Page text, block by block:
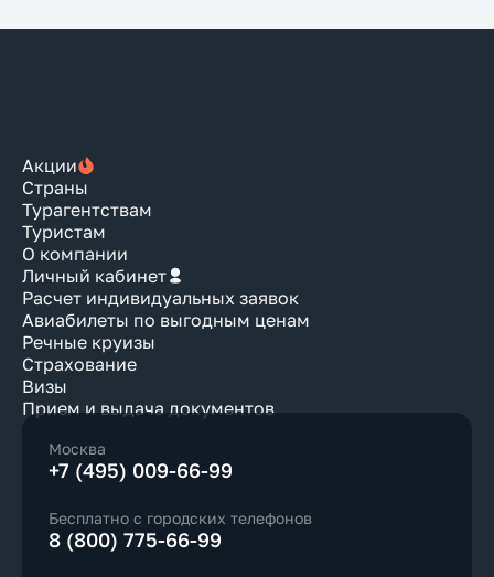
Акции
Страны
Турагентствам
Туристам
О компании
Личный кабинет
Расчет индивидуальных заявок
Авиабилеты по выгодным ценам
Речные круизы
Страхование
Визы
Прием и выдача документов
Москва
+7 (495) 009-66-99
Бесплатно с городских телефонов
8 (800) 775-66-99